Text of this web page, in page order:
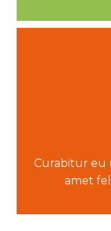
Curabitur eu
amet